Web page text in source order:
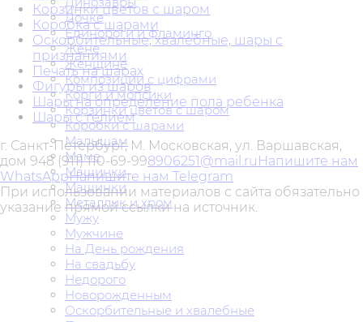
Дочке
Единороги и фламинго
Жене
Женщине
Композиции с цифрами
Корги и мопсики
Корзинки цветов с шаром
Коробки с шарами
Малышам
Маме
Машинки
Машинки
Металлик и хром
Мужу
Мужчине
На День рождения
На свадьбу
Недорого
Новорожденным
Оскорбительные и хвалебные
Корзинки цветов с шаром
Коробка с шарами
Оскорбительные, хвалебные, шары с
признаниями
Печать на шарах
Фигуры из шаров
Шары на определение пола ребенка
Шары с гелием
г. Санкт-Петербург, М. Московская, ул. Варшавская,
дом 948 (911) 110-69-998906251@mail.ru Напишите нам
WhatsAppНапишите нам Telegram
При использовании материалов с сайта обязательно
указание прямой ссылки на источник.